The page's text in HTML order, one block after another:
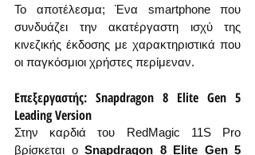
Το αποτέλεσμα; Ένα smartphone που
συνδυάζει την ακατέργαστη ισχύ της
κινεζικής έκδοσης με χαρακτηριστικά που
οι παγκόσμιοι χρήστες περίμεναν.
Επεξεργαστής: Snapdragon 8 Elite Gen 5
Leading Version
Στην καρδιά του RedMagic 11S Pro
βρίσκεται ο Snapdragon 8 Elite Gen 5